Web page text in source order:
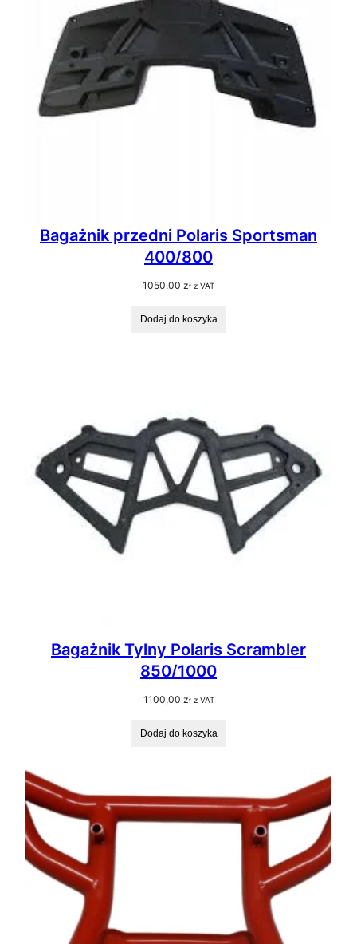
Bagażnik przedni Polaris Sportsman
400/800
1050,00 zł z VAT
Dodaj do koszyka
Bagażnik Tylny Polaris Scrambler
850/1000
1100,00 zł z VAT
Dodaj do koszyka